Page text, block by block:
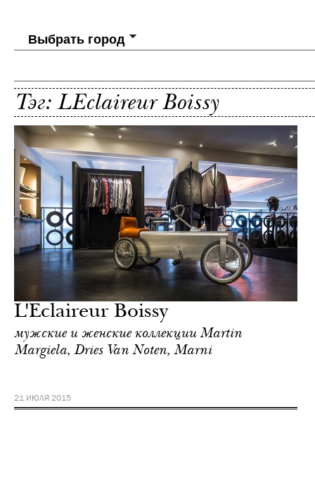
Выбрать город
Тэг: LEclaireur Boissy
L'Eclaireur Boissy
мужские и женские коллекции Martin
Margiela, Dries Van Noten, Marni
21 ИЮЛЯ 2015